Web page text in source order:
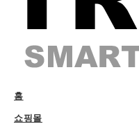
홈
쇼핑몰